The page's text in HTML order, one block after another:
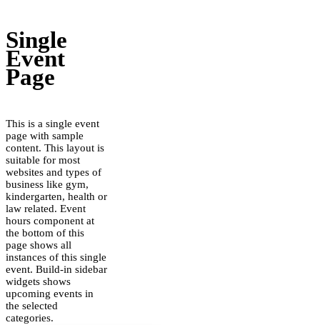
Single
Event
Page
This is a single event
page with sample
content. This layout is
suitable for most
websites and types of
business like gym,
kindergarten, health or
law related. Event
hours component at
the bottom of this
page shows all
instances of this single
event. Build-in sidebar
widgets shows
upcoming events in
the selected
categories.